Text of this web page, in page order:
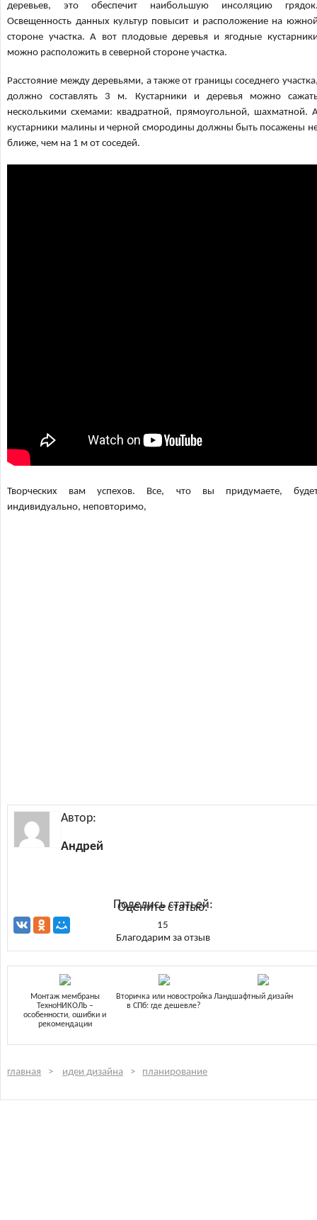
деревьев, это обеспечит наибольшую инсоляцию
Освещенность данных культур повысит и расположение на
стороне участка. А вот плодовые деревья и ягодные
можно расположить в северной стороне участка.
Расстояние между деревьями, а также от границы соседнего
должно составлять 3 м. Кустарники и деревья можно
несколькими схемами: квадратной, прямоугольной, шахматной.
кустарники малины и черной смородины должны быть посажены
ближе, чем на 1 м от соседей.
Творческих вам успехов. Все, что вы придумаете,
индивидуально, неповторимо,
Автор:
Андрей
Поделись статьей:
Оцените статью:
15
Благодарим за отзыв
Монтаж мембраны
ТехноНИКОЛЬ –
особенности, ошибки и
рекомендации
Вторичка или новостройка
в СПб: где дешевле?
Ландшафтный дизайн
главная идеи дизайна планирование